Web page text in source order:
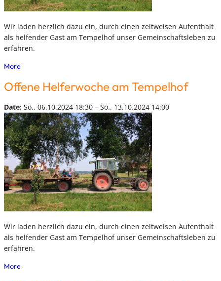
Wir laden herzlich dazu ein, durch einen zeitweisen Aufenthalt
als helfender Gast am Tempelhof unser Gemeinschaftsleben zu
erfahren.
More
Offene Helferwoche am Tempelhof
Date: So.. 06.10.2024 18:30 – So.. 13.10.2024 14:00
Wir laden herzlich dazu ein, durch einen zeitweisen Aufenthalt
als helfender Gast am Tempelhof unser Gemeinschaftsleben zu
erfahren.
More